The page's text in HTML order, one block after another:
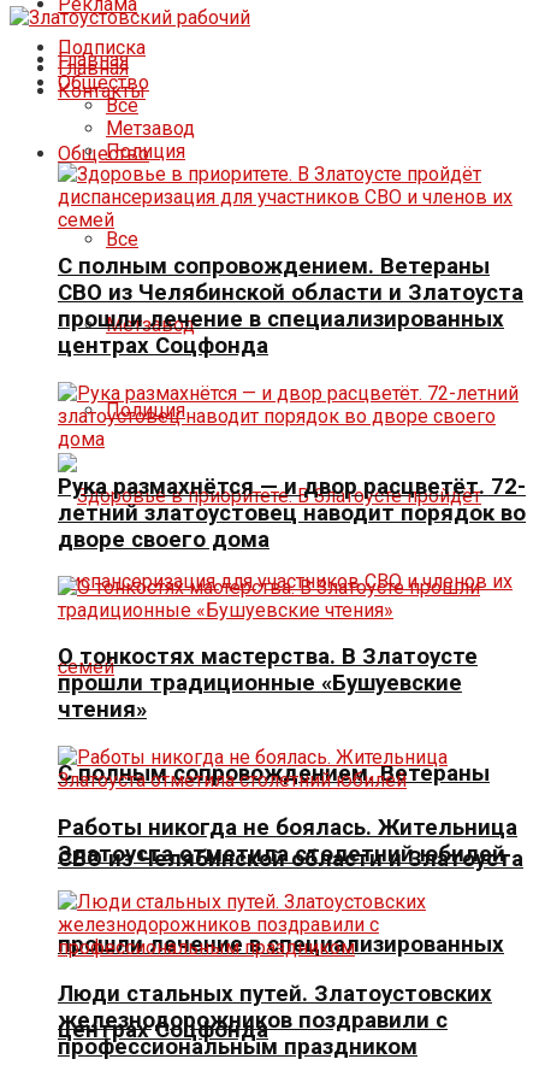
Подписка
Контакты
Главная
Общество
Все
Метзавод
Полиция
С полным сопровождением. Ветераны
СВО из Челябинской области и Златоуста
прошли лечение в специализированных
центрах Соцфонда
Главная
Общество
Все
Метзавод
Полиция
С полным сопровождением. Ветераны
СВО из Челябинской области и Златоуста
прошли лечение в специализированных
центрах Соцфонда
Рука размахнётся — и двор расцветёт. 72-
летний златоустовец наводит порядок во
дворе своего дома
О тонкостях мастерства. В Златоусте
прошли традиционные «Бушуевские
чтения»
Работы никогда не боялась. Жительница
Златоуста отметила столетний юбилей
Люди стальных путей. Златоустовских
железнодорожников поздравили с
профессиональным праздником